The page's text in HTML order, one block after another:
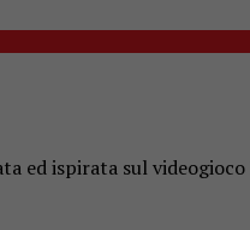
ed ispirata sul videogioco